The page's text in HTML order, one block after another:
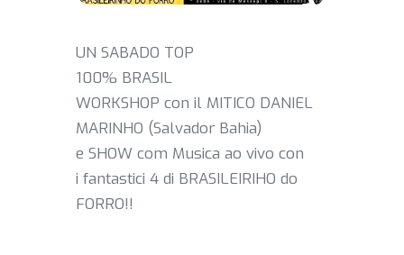
UN SABADO TOP
100% BRASIL
WORKSHOP con il MITICO DANIEL
MARINHO (Salvador Bahia)
e SHOW com Musica ao vivo con
i fantastici 4 di BRASILEIRIHO do
FORRO!!